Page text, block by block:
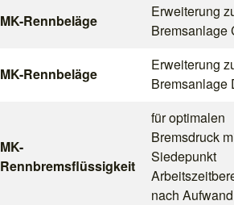
MK-Rennbeläge
Erweiterung
Bremsanlage
MK-Rennbeläge
Erweiterung
Bremsanlage
MK-
Rennbremsflüssigkeit
für optimalen
Bremsdruck
Siedepunkt
nach Aufwand